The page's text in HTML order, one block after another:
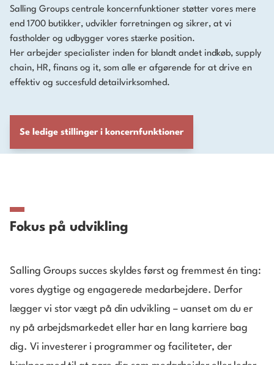
Salling Groups centrale koncernfunktioner støtter vores mere
end 1700 butikker, udvikler forretningen og sikrer, at vi
fastholder og udbygger vores stærke position.
Her arbejder specialister inden for blandt andet indkøb, supply
chain, HR, finans og it, som alle er afgørende for at drive en
effektiv og succesfuld detailvirksomhed.
Se ledige stillinger i koncernfunktioner
Fokus på udvikling
Salling Groups succes skyldes først og fremmest én ting:
vores dygtige og engagerede medarbejdere. Derfor
lægger vi stor vægt på din udvikling – uanset om du er
ny på arbejdsmarkedet eller har en lang karriere bag
dig. Vi investerer i programmer og faciliteter, der